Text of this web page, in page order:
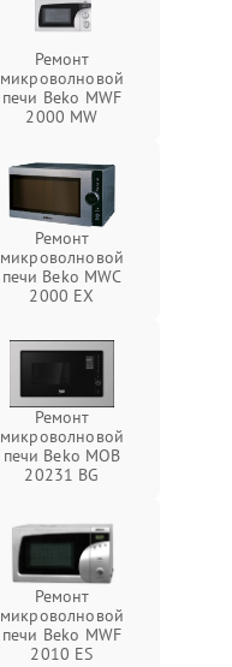
Ремонт
микроволновой
печи Beko MWF
2000 MW
Ремонт
микроволновой
печи Beko MWC
2000 EX
Ремонт
микроволновой
печи Beko MOB
20231 BG
Ремонт
микроволновой
печи Beko MWF
2010 ES